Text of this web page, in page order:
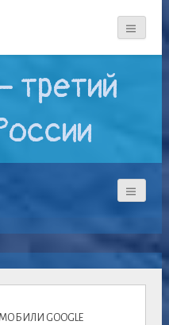
третий
GOOGLE